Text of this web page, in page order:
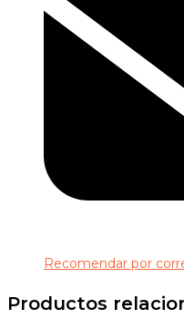
Recomendar por
Productos